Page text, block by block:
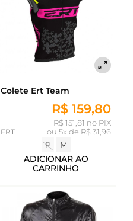
Colete Ert Team
R$ 159,80
R$ 151,81 no PIX
ou 5x de R$ 31,96
ERT
P
M
ADICIONAR AO
CARRINHO